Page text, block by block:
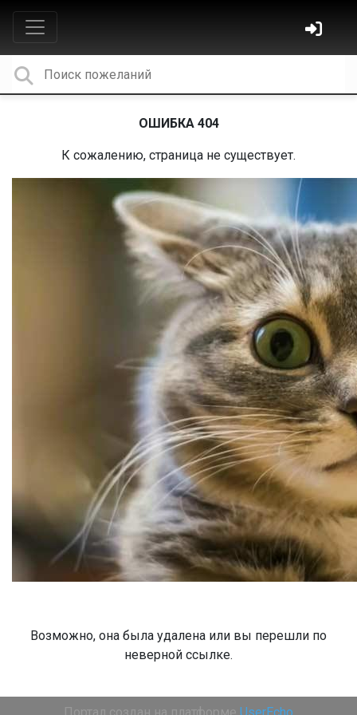
ОШИБКА 404
К сожалению, страница не существует.
Возможно, она была удалена или вы перешли по
неверной ссылке.